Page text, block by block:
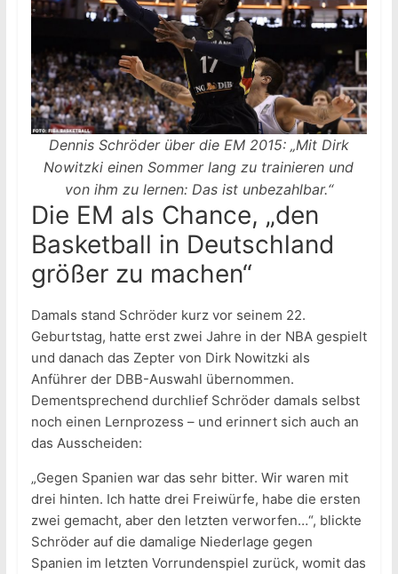
Dennis Schröder über die EM 2015: „Mit Dirk
Nowitzki einen Sommer lang zu trainieren und
von ihm zu lernen: Das ist unbezahlbar.“
Die EM als Chance, „den
Basketball in Deutschland
größer zu machen“
Damals stand Schröder kurz vor seinem 22.
Geburtstag, hatte erst zwei Jahre in der NBA gespielt
und danach das Zepter von Dirk Nowitzki als
Anführer der DBB-Auswahl übernommen.
Dementsprechend durchlief Schröder damals selbst
noch einen Lernprozess – und erinnert sich auch an
das Ausscheiden:
„Gegen Spanien war das sehr bitter. Wir waren mit
drei hinten. Ich hatte drei Freiwürfe, habe die ersten
zwei gemacht, aber den letzten verworfen…“, blickte
Schröder auf die damalige Niederlage gegen
Spanien im letzten Vorrundenspiel zurück, womit das